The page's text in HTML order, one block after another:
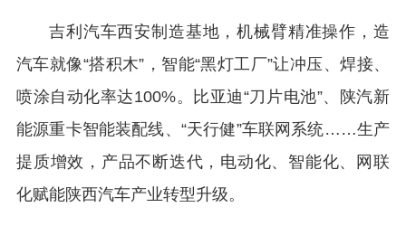
吉利汽车西安制造基地，机械臂精准操作，造
汽车就像“搭积木”，智能“黑灯工厂”让冲压、焊接、
喷涂自动化率达100%。比亚迪“刀片电池”、陕汽新
能源重卡智能装配线、“天行健”车联网系统……生产
提质增效，产品不断迭代，电动化、智能化、网联
化赋能陕西汽车产业转型升级。